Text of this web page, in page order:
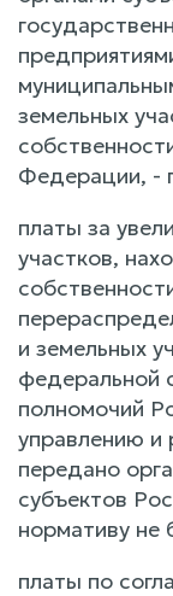
земельных
Федерации, -
платы за
участков,
и земельных
федеральной
полномочий
управлению
передано
субъектов
нормативу не
платы по